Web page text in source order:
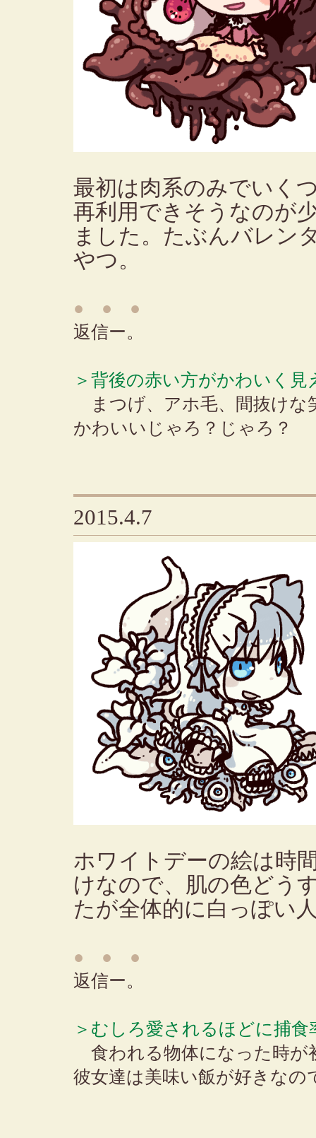
最初は肉系のみでいく
再利用できそうなのが
ました。たぶんバレン
やつ。
● ● ●
返信ー。
＞背後の赤い方がかわいく見
まつげ、アホ毛、間抜けな
かわいいじゃろ？じゃろ？
2015.4.7
ホワイトデーの絵は時
けなので、肌の色どう
たが全体的に白っぽい
● ● ●
返信ー。
＞むしろ愛されるほどに捕
食われる物体になった時が
彼女達は美味い飯が好きなの